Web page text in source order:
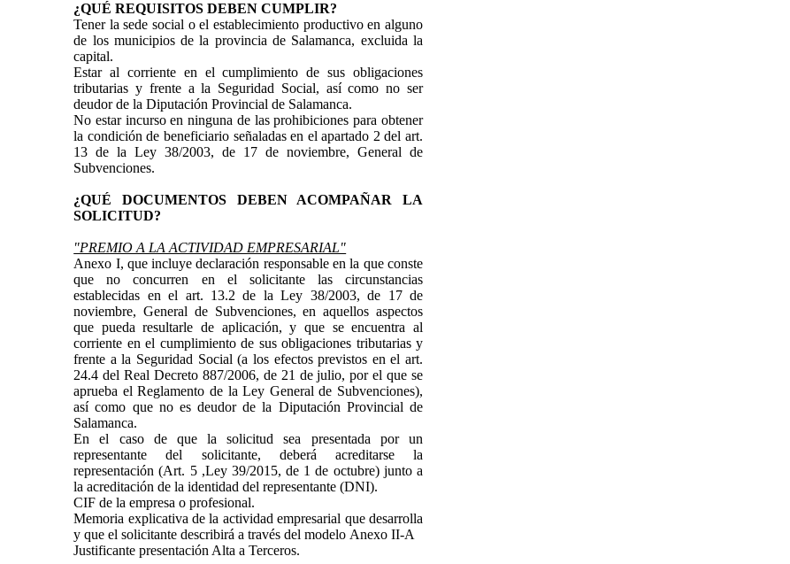
¿QUÉ REQUISITOS DEBEN CUMPLIR?
Tener la sede social o el establecimiento productivo en alguno
de los municipios de la provincia de Salamanca, excluida la
capital.
Estar al corriente en el cumplimiento de sus obligaciones
tributarias y frente a la Seguridad Social, así como no ser
deudor de la Diputación Provincial de Salamanca.
No estar incurso en ninguna de las prohibiciones para obtener
la condición de beneficiario señaladas en el apartado 2 del art.
13 de la Ley 38/2003, de 17 de noviembre, General de
Subvenciones.
¿QUÉ DOCUMENTOS DEBEN ACOMPAÑAR LA
SOLICITUD?
"PREMIO A LA ACTIVIDAD EMPRESARIAL"
Anexo I, que incluye declaración responsable en la que conste
que no concurren en el solicitante las circunstancias
establecidas en el art. 13.2 de la Ley 38/2003, de 17 de
noviembre, General de Subvenciones, en aquellos aspectos
que pueda resultarle de aplicación, y que se encuentra al
corriente en el cumplimiento de sus obligaciones tributarias y
frente a la Seguridad Social (a los efectos previstos en el art.
24.4 del Real Decreto 887/2006, de 21 de julio, por el que se
aprueba el Reglamento de la Ley General de Subvenciones),
así como que no es deudor de la Diputación Provincial de
Salamanca.
En el caso de que la solicitud sea presentada por un
representante del solicitante, deberá acreditarse la
representación (Art. 5 ,Ley 39/2015, de 1 de octubre) junto a
la acreditación de la identidad del representante (DNI).
CIF de la empresa o profesional.
Memoria explicativa de la actividad empresarial que desarrolla
y que el solicitante describirá a través del modelo Anexo II-A
Justificante presentación Alta a Terceros.